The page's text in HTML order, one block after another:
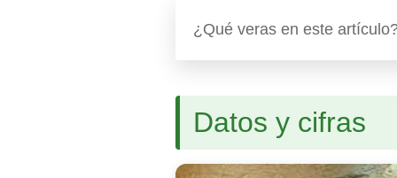
¿Qué veras en este
Datos y cifras